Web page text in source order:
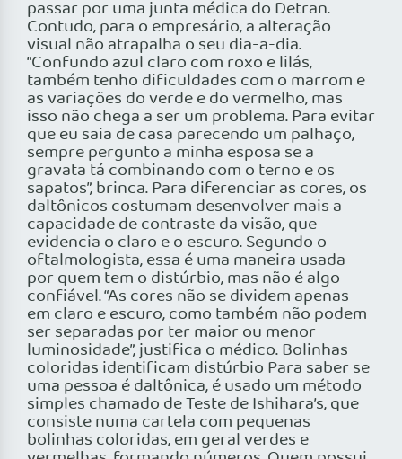
passar por uma junta médica do Detran.
Contudo, para o empresário, a alteração
visual não atrapalha o seu dia-a-dia.
“Confundo azul claro com roxo e lilás,
também tenho dificuldades com o marrom e
as variações do verde e do vermelho, mas
isso não chega a ser um problema. Para evitar
que eu saia de casa parecendo um palhaço,
sempre pergunto a minha esposa se a
gravata tá combinando com o terno e os
sapatos”, brinca. Para diferenciar as cores, os
daltônicos costumam desenvolver mais a
capacidade de contraste da visão, que
evidencia o claro e o escuro. Segundo o
oftalmologista, essa é uma maneira usada
por quem tem o distúrbio, mas não é algo
confiável. “As cores não se dividem apenas
em claro e escuro, como também não podem
ser separadas por ter maior ou menor
luminosidade”, justifica o médico. Bolinhas
coloridas identificam distúrbio Para saber se
uma pessoa é daltônica, é usado um método
simples chamado de Teste de Ishihara’s, que
consiste numa cartela com pequenas
bolinhas coloridas, em geral verdes e